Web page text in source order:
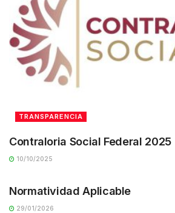
TRANSPARENCIA
Contraloria Social Federal 2025
10/10/2025
Normatividad Aplicable
29/01/2026